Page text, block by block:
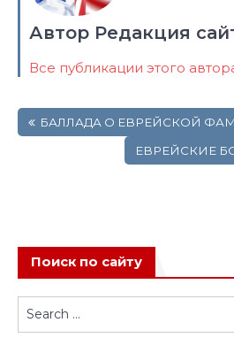
Автор Редакция
Все публикации этого
по БАЛЛАДА О ЕВРЕЙСКОЙ
ЕВРЕЙСКИЕ
Поиск по сайту
Search
for: